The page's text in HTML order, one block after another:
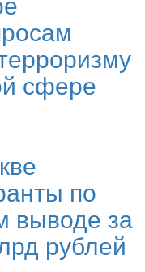
сфере
по
выводе за
рублей